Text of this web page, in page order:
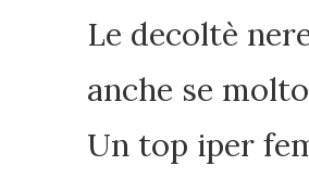
Le decoltè
anche se
Un top iper